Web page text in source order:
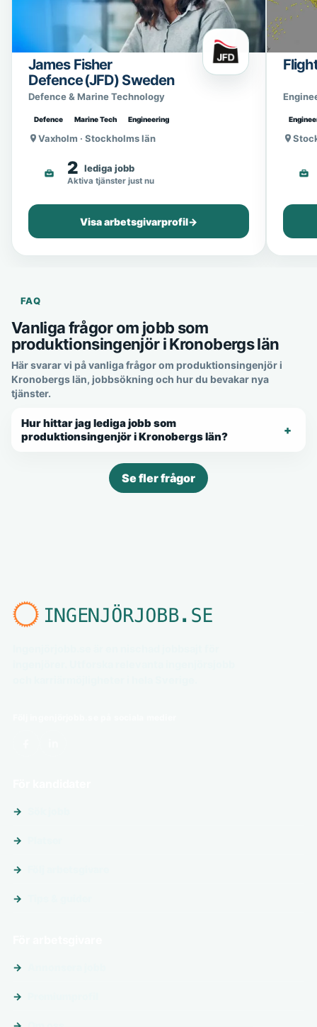
James Fisher
Defence (JFD) Sweden
Defence & Marine Technology
Defence Marine Tech Engineering
Vaxholm · Stockholms län
2 lediga jobb
Aktiva tjänster just nu
Visa arbetsgivarprofil→
FAQ
Vanliga frågor om jobb som
produktionsingenjör i Kronobergs län
Här svarar vi på vanliga frågor om produktionsingenjör i
Kronobergs län, jobbsökning och hur du bevakar nya
tjänster.
Hur hittar jag lediga jobb som
produktionsingenjör i Kronobergs län?
Se fler frågor